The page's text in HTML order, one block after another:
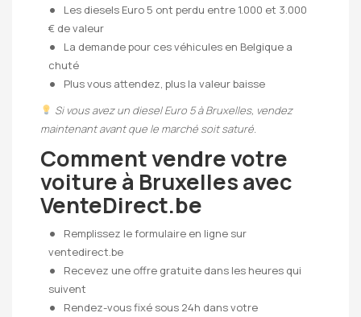
Les diesels Euro 5 ont perdu entre 1.000 et 3.000
€ de valeur
La demande pour ces véhicules en Belgique a
chuté
Plus vous attendez, plus la valeur baisse
Si vous avez un diesel Euro 5 à Bruxelles, vendez
maintenant avant que le marché soit saturé.
Comment vendre votre
voiture à Bruxelles avec
VenteDirect.be
Remplissez le formulaire en ligne sur
ventedirect.be
Recevez une offre gratuite dans les heures qui
suivent
Rendez-vous fixé sous 24h dans votre